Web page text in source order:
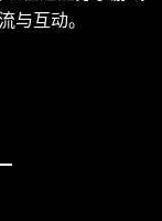
与互动。